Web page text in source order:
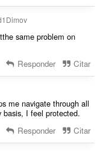
same problem on
Responder Citar
me navigate through all
I feel protected.
Responder Citar